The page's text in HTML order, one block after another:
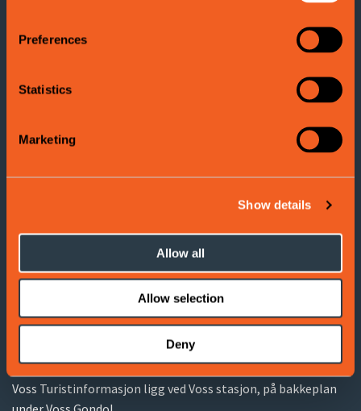
Preferences
Statistics
Marketing
Show details
Allow all
Allow selection
Deny
Voss Turistinformasjon
5704 Voss
Voss Turistinformasjon ligg ved Voss stasjon, på bakkeplan